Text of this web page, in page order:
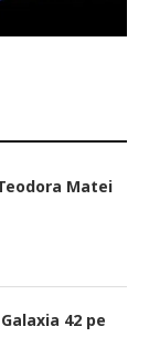
Matei
42 pe